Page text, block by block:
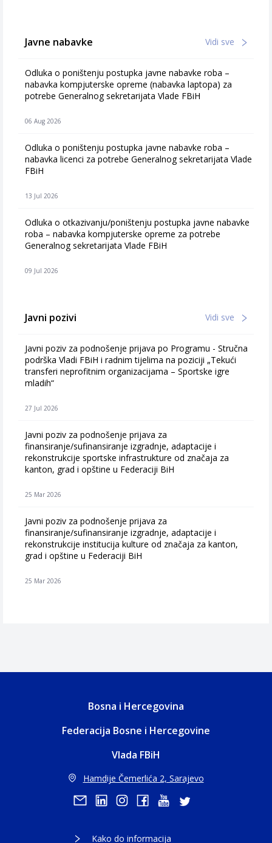
Javne nabavke Vidi sve
Odluka o poništenju postupka javne nabavke roba –
nabavka kompjuterske opreme (nabavka laptopa) za
potrebe Generalnog sekretarijata Vlade FBiH
06 Aug 2026
Odluka o poništenju postupka javne nabavke roba –
nabavka licenci za potrebe Generalnog sekretarijata Vlade
FBiH
13 Jul 2026
Odluka o otkazivanju/poništenju postupka javne nabavke
roba – nabavka kompjuterske opreme za potrebe
Generalnog sekretarijata Vlade FBiH
09 Jul 2026
Javni pozivi Vidi sve
Javni poziv za podnošenje prijava po Programu - Stručna
podrška Vladi FBiH i radnim tijelima na poziciji „Tekući
transferi neprofitnim organizacijama – Sportske igre
mladih“
27 Jul 2026
Javni poziv za podnošenje prijava za
finansiranje/sufinansiranje izgradnje, adaptacije i
rekonstrukcije sportske infrastrukture od značaja za
kanton, grad i opštine u Federaciji BiH
25 Mar 2026
Javni poziv za podnošenje prijava za
finansiranje/sufinansiranje izgradnje, adaptacije i
rekonstrukcije institucija kulture od značaja za kanton,
grad i opštine u Federaciji BiH
25 Mar 2026
Bosna i Hercegovina
Federacija Bosne i Hercegovine
Vlada FBiH
Hamdije Čemerlića 2, Sarajevo
Kako do informacija